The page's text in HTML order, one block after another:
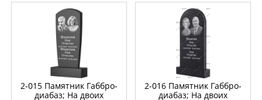
2-015 Памятник Габбро-
диабаз; На двоих
2-016 Памятник Габбро-
диабаз; На двоих